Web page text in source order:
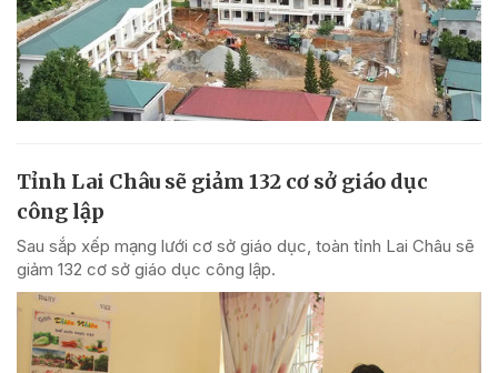
Tỉnh Lai Châu sẽ giảm 132 cơ sở giáo dục
công lập
Sau sắp xếp mạng lưới cơ sở giáo dục, toàn tỉnh Lai Châu sẽ
giảm 132 cơ sở giáo dục công lập.